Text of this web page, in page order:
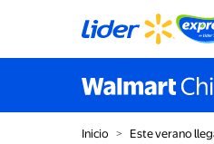
Inicio ˃ Este verano